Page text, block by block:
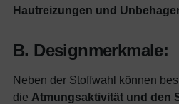
Hautreizungen und
B. Designmerkmale:
Neben der Stoffwahl können
die Atmungsaktivität und den